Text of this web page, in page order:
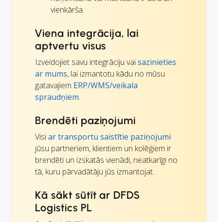
vienkārša.
Viena integrācija, lai
aptvertu visus
Izveidojiet savu integrāciju vaisazinieties
ar mums, lai izmantotu kādu no mūsu
gatavajiem ERP/WMS/veikala
spraudņiem.
Brendēti paziņojumi
Visiar transportu saistītie paziņojumi
jūsu partneriem, klientiem un kolēģiem ir
brendēti un izskatās vienādi, neatkarīgi no
tā, kuru pārvadātāju jūs izmantojat.
Kā sākt sūtīt ar DFDS
Logistics PL